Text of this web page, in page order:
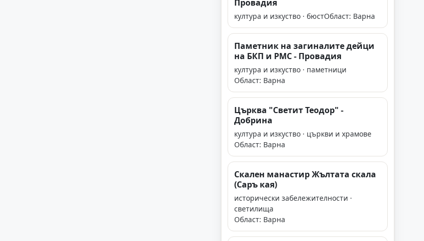
Провадия
култура и изкуство · бюстОбласт: Варна
Паметник на загиналите дейци
на БКП и РМС - Провадия
култура и изкуство · паметници
Област: Варна
Църква "Светит Теодор" -
Добрина
култура и изкуство · църкви и храмове
Област: Варна
Скален манастир Жълтата скала
(Саръ кая)
исторически забележителности ·
светилища
Област: Варна